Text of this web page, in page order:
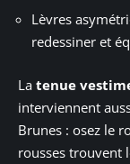
Lèvres
redessiner et
La tenue
interviennent
Brunes : osez le
rousses trouvent